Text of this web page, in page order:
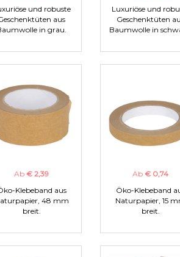
und robuste
aus
in grau.
Luxuriöse und
Geschenktüten
Baumwolle in
Ab € 2,39
Klebeband aus
48 mm
breit.
Ab € 0,74
Öko-Klebeband
Naturpapier, 15
breit.